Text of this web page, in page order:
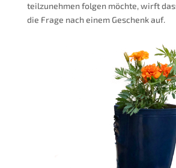
teilzunehmen folgen möchte, wirft
die Frage nach einem Geschenk auf.